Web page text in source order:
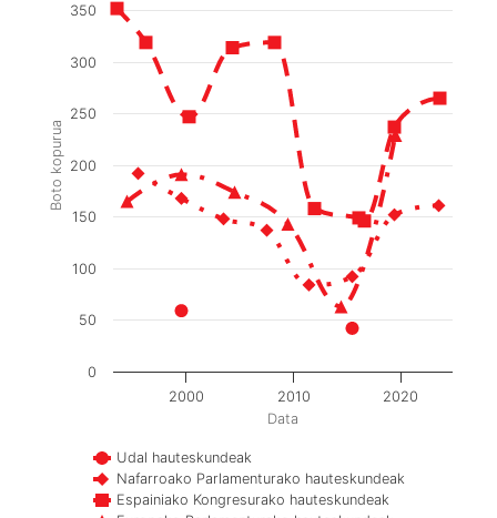
Data
Boto kopurua
Udal hauteskundeak
Nafarroako Parlamenturako hauteskundeak
Espainiako Kongresurako hauteskundeak
2000 2010 2020
0
50
100
150
200
250
300
350